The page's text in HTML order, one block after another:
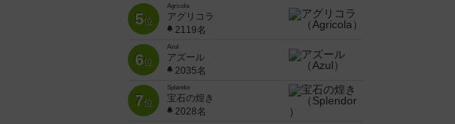
5位
Agricola
アグリコラ
2119名
6位
Azul
アズール
2035名
7位
Splendor
宝石の煌き
2028名